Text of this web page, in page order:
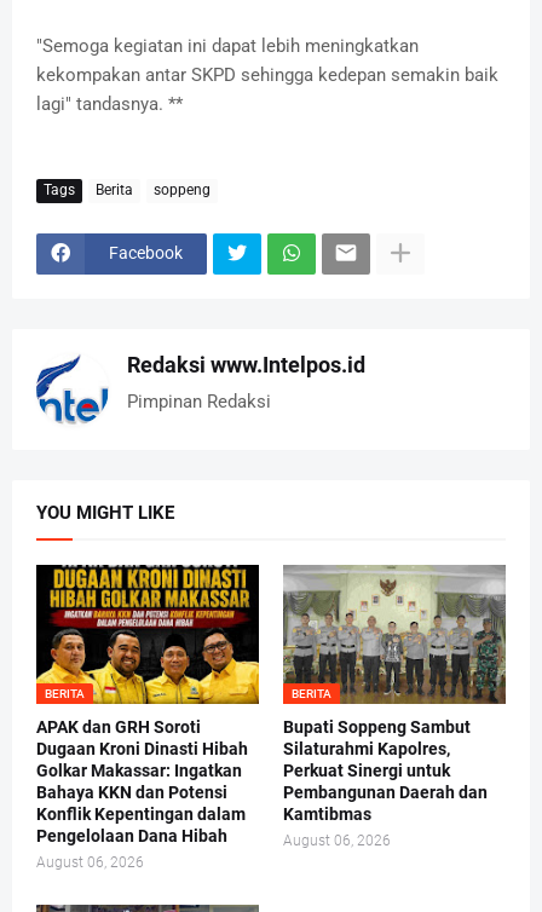
"Semoga kegiatan ini dapat lebih meningkatkan
kekompakan antar SKPD sehingga kedepan semakin baik
lagi" tandasnya. **
Tags Berita soppeng
Facebook
Redaksi www.Intelpos.id
Pimpinan Redaksi
YOU MIGHT LIKE
BERITA
APAK dan GRH Soroti
Dugaan Kroni Dinasti Hibah
Golkar Makassar: Ingatkan
Bahaya KKN dan Potensi
Konflik Kepentingan dalam
Pengelolaan Dana Hibah
August 06, 2026
BERITA
Bupati Soppeng Sambut
Silaturahmi Kapolres,
Perkuat Sinergi untuk
Pembangunan Daerah dan
Kamtibmas
August 06, 2026